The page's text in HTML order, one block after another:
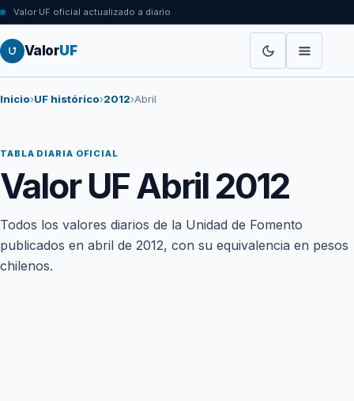
Valor UF oficial actualizado a diario
ValorUF
Inicio›UF histórico›2012›Abril
TABLA DIARIA OFICIAL
Valor UF Abril 2012
Todos los valores diarios de la Unidad de Fomento
publicados en abril de 2012, con su equivalencia en pesos
chilenos.